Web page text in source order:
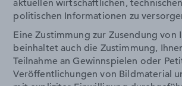
aktuellen wirtschaftlichen,
politischen Informationen zu
Eine Zustimmung zur Zusendung
beinhaltet auch die Zustimmung,
Teilnahme an Gewinnspielen oder
Veröffentlichungen von Bildmaterial